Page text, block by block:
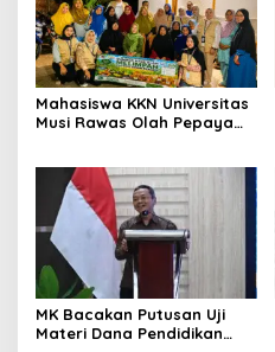
Mahasiswa KKN Universitas
Musi Rawas Olah Pepaya
Desa Air Satan
MK Bacakan Putusan Uji
Materi Dana Pendidikan